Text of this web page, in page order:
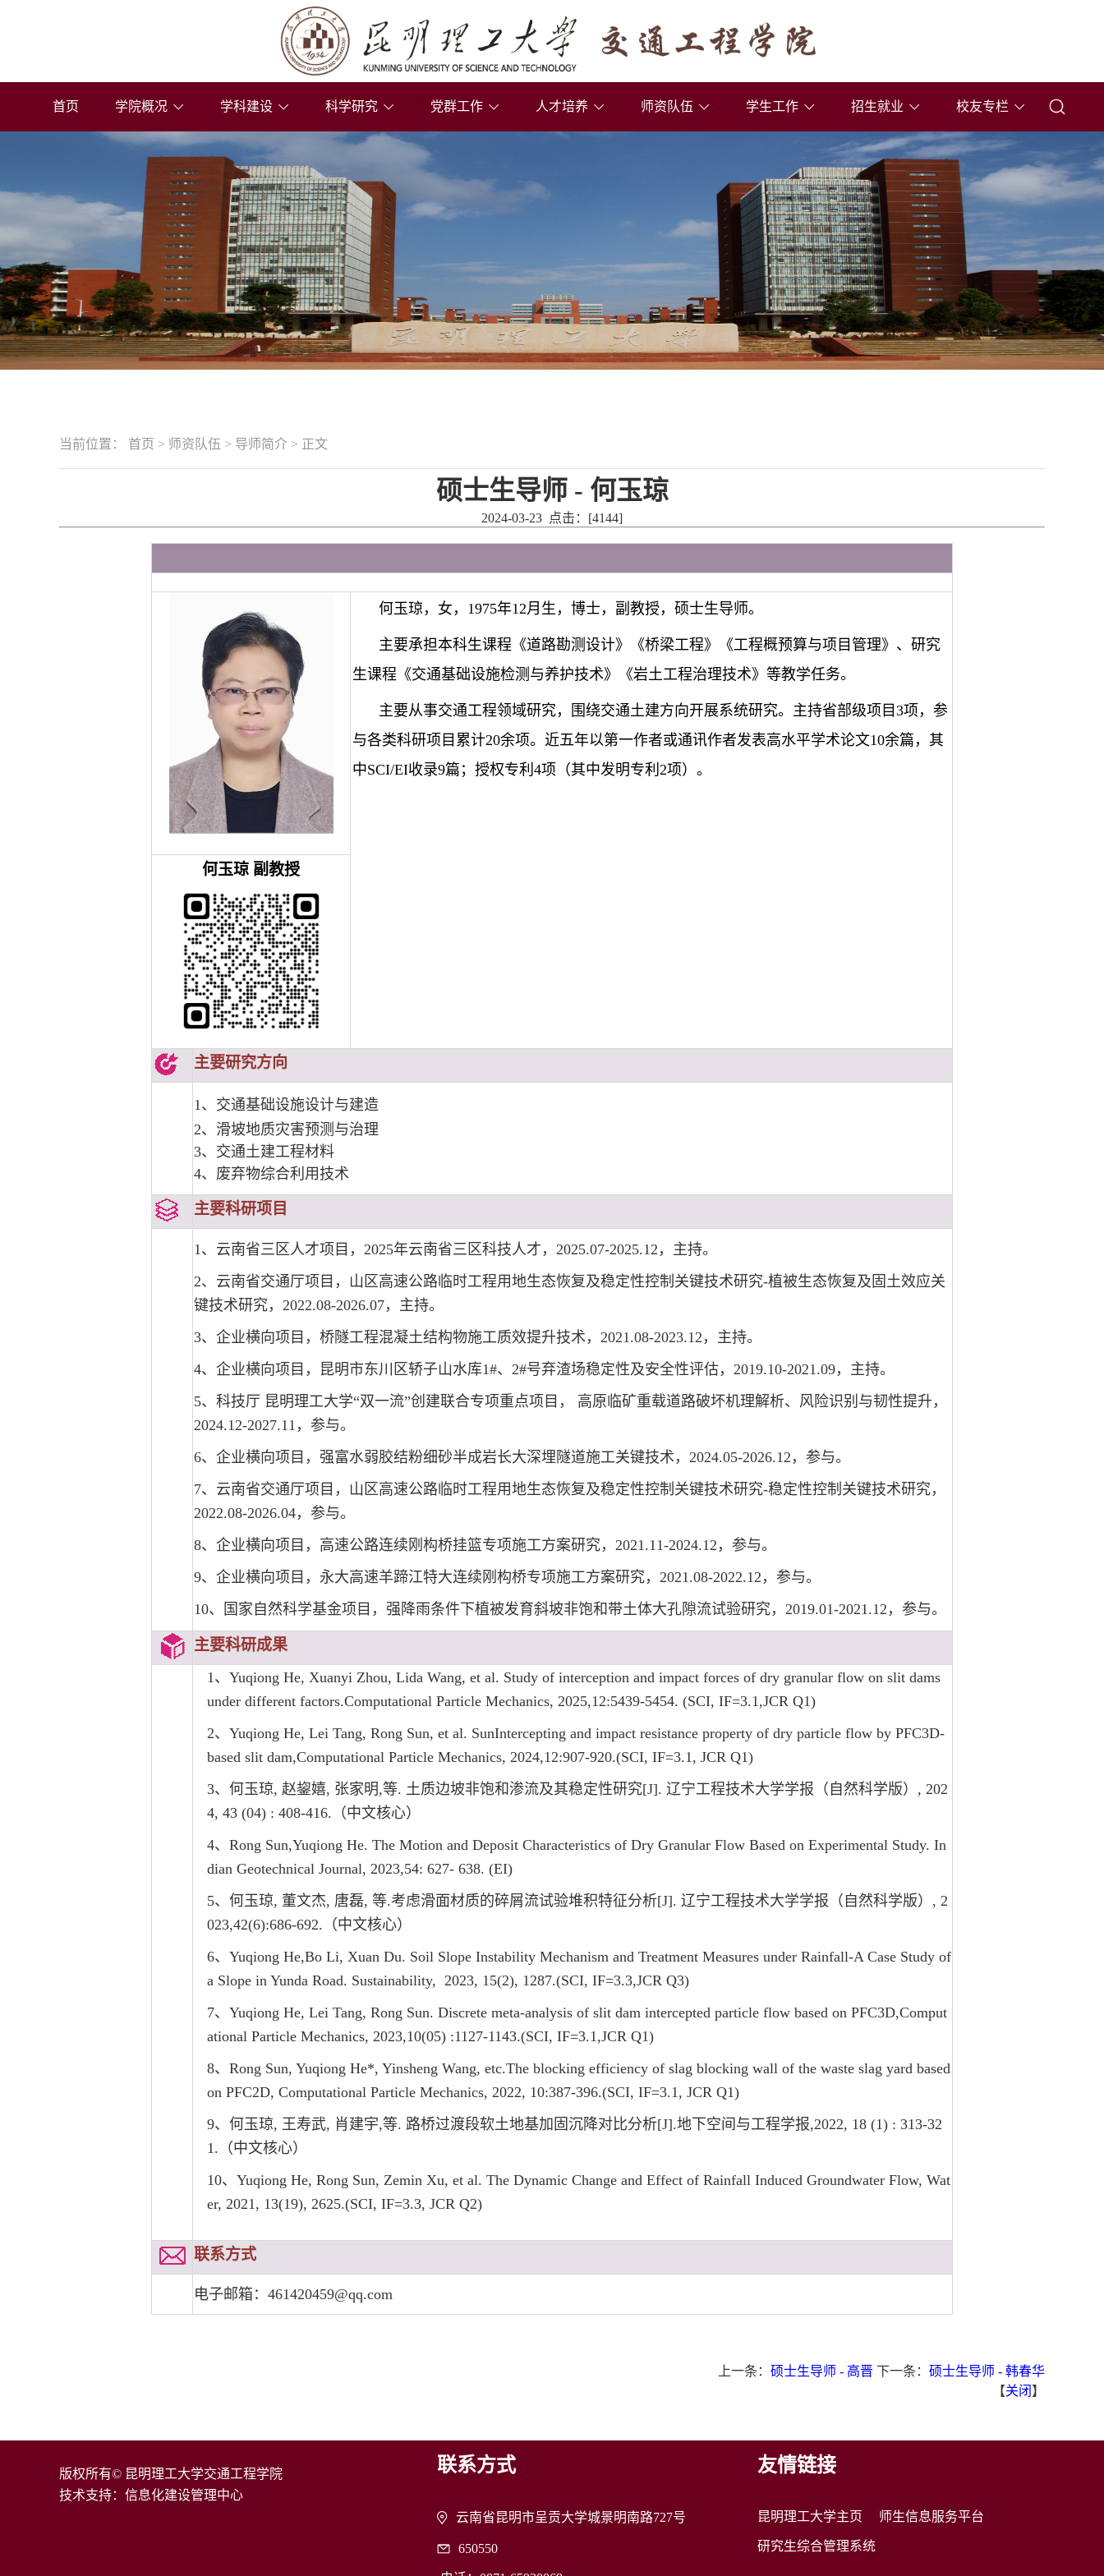
首页 学院概况 学科建设 科学研究 党群工作 人才培养 师资队伍 学生工作 招生就业 校友专栏
当前位置： 首页 > 师资队伍 > 导师简介 > 正文
硕士生导师 - 何玉琼
2024-03-23 点击：[4144]
何玉琼，女，1975年12月生，博士，副教授，硕士生导师。
主要承担本科生课程《道路勘测设计》《桥梁工程》《工程概预算与项目管理》、研究
生课程《交通基础设施检测与养护技术》《岩土工程治理技术》等教学任务。
主要从事交通工程领域研究，围绕交通土建方向开展系统研究。主持省部级项目3项，参
与各类科研项目累计20余项。近五年以第一作者或通讯作者发表高水平学术论文10余篇，其
中SCI/EI收录9篇；授权专利4项（其中发明专利2项）。
何玉琼 副教授
主要研究方向
1、 交通基础设施设计与建造
2、滑坡地质灾害预测与治理
3、交通土建工程材料
4、废弃物综合利用技术
主要科研项目
1、云南省三区人才项目，2025年云南省三区科技人才，2025.07-2025.12，主持。
2、云南省交通厅项目，山区高速公路临时工程用地生态恢复及稳定性控制关键技术研究-植被生态恢复及固土效应关
键技术研究，2022.08-2026.07，主持。
3、企业横向项目 ，桥隧工程混凝土结构物施工质效提升技术，2021.08-2023.12，主持。
4、企业横向项目 ，昆明市东川区轿子山水库1#、2#号弃渣场稳定性及安全性评估，2019.10-2021.09，主持。
5、科技厅 昆明理工大学“双一流”创建联合专项重点项目， 高原临矿重载道路破坏机理解析、风险识别与韧性提升，
2024.12-2027.11，参与。
6、企业横向项目，强富水弱胶结粉细砂半成岩长大深埋隧道施工关键技术，2024.05-2026.12，参与。
7、云南省交通厅项目，山区高速公路临时工程用地生态恢复及稳定性控制关键技术研究-稳定性控制关键技术研究，
2022.08-2026.04，参与。
8、企业横向项目 ，高速公路连续刚构桥挂篮专项施工方案研究，2021.11-2024.12，参与。
9、企业横向项目 ，永大高速羊蹄江特大连续刚构桥专项施工方案研究，2021.08-2022.12，参与。
10、国家自然科学基金项目，强降雨条件下植被发育斜坡非饱和带土体大孔隙流试验研究，2019.01-2021.12，参与。
主要科研成果
1、Yuqiong He, Xuanyi Zhou, Lida Wang, et al. Study of interception and impact forces of dry granular flow on slit dams
under different factors.Computational Particle Mechanics, 2025,12:5439-5454. (SCI, IF=3.1,JCR Q1)
2、Yuqiong He, Lei Tang, Rong Sun, et al. SunIntercepting and impact resistance property of dry particle flow by PFC3D-
based slit dam,Computational Particle Mechanics, 2024,12:907-920.(SCI, IF=3.1, JCR Q1)
3、何玉琼, 赵鋆嬉, 张家明,等. 土质边坡非饱和渗流及其稳定性研究[J]. 辽宁工程技术大学学报（自然科学版）, 202
4, 43 (04) : 408-416.（中文核心）
4、Rong Sun,Yuqiong He. The Motion and Deposit Characteristics of Dry Granular Flow Based on Experimental Study. In
dian Geotechnical Journal, 2023,54: 627- 638. (EI)
5、何玉琼, 董文杰, 唐磊, 等.考虑滑面材质的碎屑流试验堆积特征分析[J]. 辽宁工程技术大学学报（自然科学版）, 2
023,42(6):686-692.（中文核心）
6、Yuqiong He,Bo Li, Xuan Du. Soil Slope Instability Mechanism and Treatment Measures under Rainfall-A Case Study of
a Slope in Yunda Road. Sustainability, 2023, 15(2), 1287.(SCI, IF=3.3,JCR Q3)
7、Yuqiong He, Lei Tang, Rong Sun. Discrete meta-analysis of slit dam intercepted particle flow based on PFC3D,Comput
ational Particle Mechanics, 2023,10(05) :1127-1143.(SCI, IF=3.1,JCR Q1)
8、Rong Sun, Yuqiong He*, Yinsheng Wang, etc.The blocking efficiency of slag blocking wall of the waste slag yard based
on PFC2D, Computational Particle Mechanics, 2022, 10:387-396.(SCI, IF=3.1, JCR Q1)
9、何玉琼, 王寿武, 肖建宇,等. 路桥过渡段软土地基加固沉降对比分析[J].地下空间与工程学报,2022, 18 (1) : 313-32
1.（中文核心）
10、Yuqiong He, Rong Sun, Zemin Xu, et al. The Dynamic Change and Effect of Rainfall Induced Groundwater Flow, Wat
er, 2021, 13(19), 2625.(SCI, IF=3.3, JCR Q2)
联系方式
电子邮箱：461420459@qq.com
上一条： 硕士生导师 - 高晋 下一条： 硕士生导师 - 韩春华
【关闭 】
版权所有© 昆明理工大学交通工程学院
技术支持：信息化建设管理中心
联系方式
云南省昆明市呈贡大学城景明南路727号
650550
友情链接
昆明理工大学主页 师生信息服务平台
研究生综合管理系统